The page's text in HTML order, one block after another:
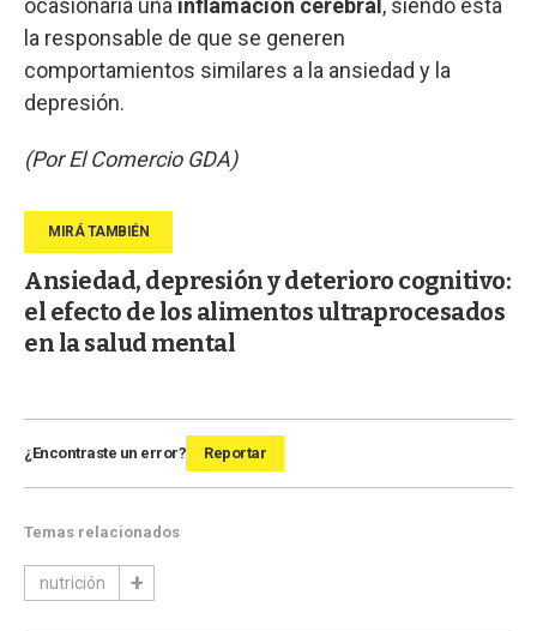
ocasionaría una inflamación cerebral , siendo esta
la responsable de que se generen
comportamientos similares a la ansiedad y la
depresión.
(Por El Comercio GDA)
Ansiedad, depresión y deterioro cognitivo:
el efecto de los alimentos ultraprocesados
en la salud mental
¿Encontraste un error? Reportar
Temas relacionados
nutrición